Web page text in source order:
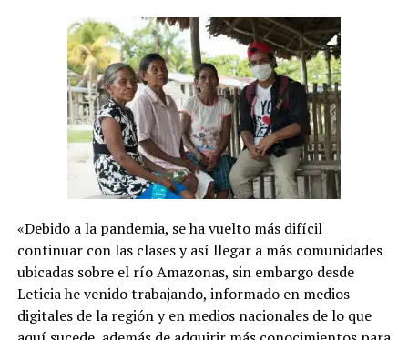
«Debido a la pandemia, se ha vuelto más difícil
continuar con las clases y así llegar a más comunidades
ubicadas sobre el río Amazonas, sin embargo desde
Leticia he venido trabajando, informado en medios
digitales de la región y en medios nacionales de lo que